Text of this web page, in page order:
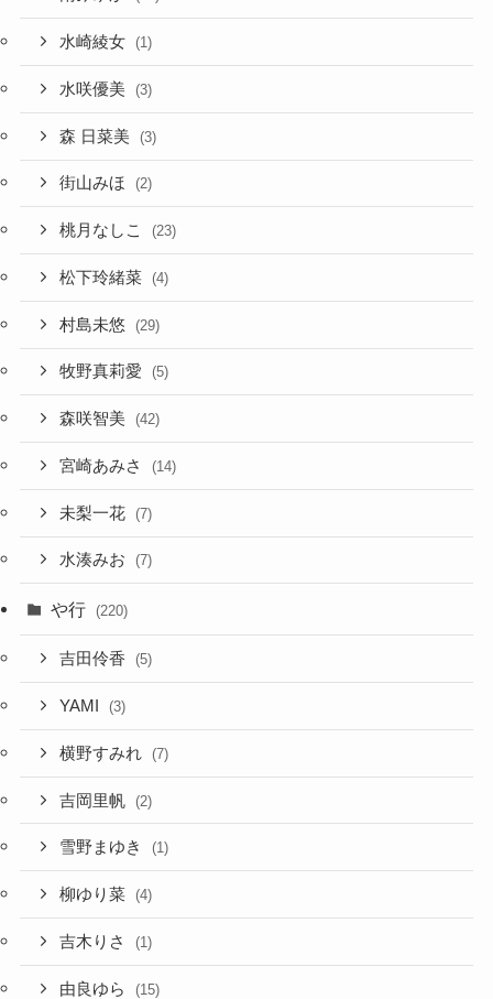
水崎綾女 (1)
水咲優美 (3)
森 日菜美 (3)
街山みほ (2)
桃月なしこ (23)
松下玲緒菜 (4)
村島未悠 (29)
牧野真莉愛 (5)
森咲智美 (42)
宮崎あみさ (14)
未梨一花 (7)
水湊みお (7)
や行 (220)
吉田伶香 (5)
YAMI (3)
横野すみれ (7)
吉岡里帆 (2)
雪野まゆき (1)
柳ゆり菜 (4)
吉木りさ (1)
由良ゆら (15)